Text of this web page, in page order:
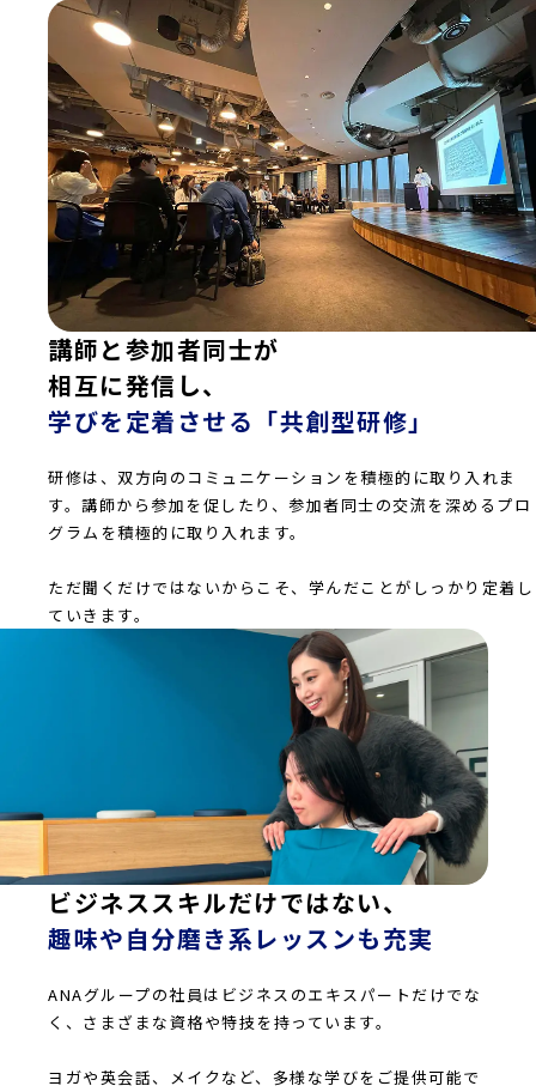
講師と参加者同士が
相互に発信し、
学びを定着させる「共創型研修」
研修は、双方向のコミュニケーションを積極的に取り入れま
す。講師から参加を促したり、参加者同士の交流を深めるプロ
グラムを積極的に取り入れます。
ただ聞くだけではないからこそ、学んだことがしっかり定着し
ていきます。
ビジネススキルだけではない、
趣味や自分磨き系レッスンも充実
ANAグループの社員はビジネスのエキスパートだけでな
く、さまざまな資格や特技を持っています。
ヨガや英会話、メイクなど、多様な学びをご提供可能で